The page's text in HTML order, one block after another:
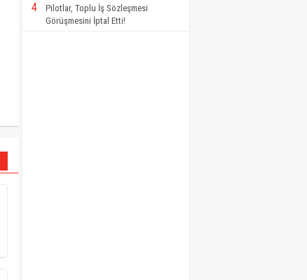
4
Pilotlar, Toplu İş Sözleşmesi
Görüşmesini İptal Etti!